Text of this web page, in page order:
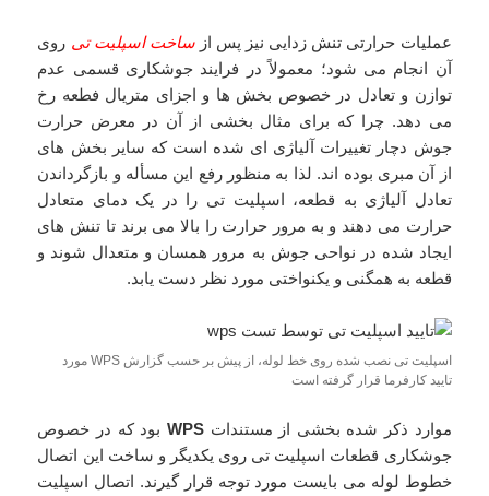
عملیات حرارتی تنش زدایی نیز پس ازساخت اسپلیت تی روی
آن انجام می شود؛ معمولاً در فرایند جوشکاری قسمی عدم
توازن و تعادل در خصوص بخش ها و اجزای متریال فطعه رخ
می دهد. چرا که برای مثال بخشی از آن در معرض حرارت
جوش دچار تغییرات آلیاژی ای شده است که سایر بخش های
از آن مبری بوده اند. لذا به منظور رفع این مسأله و بازگرداندن
تعادل آلیاژی به قطعه، اسپلیت تی را در یک دمای متعادل
حرارت می دهند و به مرور حرارت را بالا می برند تا تنش های
ایجاد شده در نواحی جوش به مرور همسان و متعدال شوند و
قطعه به همگنی و یکنواختی مورد نظر دست یابد.
اسپلیت تی نصب شده روی خط لوله، از پیش بر حسب گزارش WPS مورد
تایید کارفرما قرار گرفته است
موارد ذکر شده بخشی از مستنداتWPS بود که در خصوص
جوشکاری قطعات اسپلیت تی روی یکدیگر و ساخت این اتصال
خطوط لوله می بایست مورد توجه قرار گیرند. اتصال اسپلیت